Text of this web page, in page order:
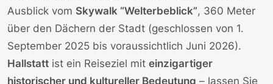
Ausblick vom Skywalk “Welterbeblick”, 360 Meter
über den Dächern der Stadt (geschlossen von 1.
September 2025 bis voraussichtlich Juni 2026).
Hallstatt ist ein Reiseziel mit einzigartiger
historischer und kultureller Bedeutung – lassen Sie